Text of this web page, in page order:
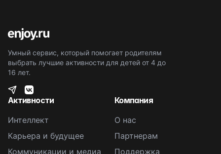
Умный сервис, который помогает родителям
выбрать лучшие активности для детей от 4 до
16 лет.
Активности
Интеллект
Карьера и будущее
Коммуникации и медиа
Компания
О нас
Партнерам
Поддержка